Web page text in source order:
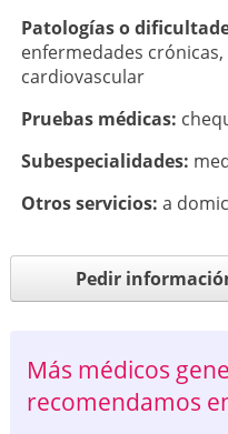
Patologí­as o
enfermedades crónicas,
cardiovascular
Pruebas médicas:
Subespecialidades:
Otros servicios: a
Pedir
Más médicos
recomendamos